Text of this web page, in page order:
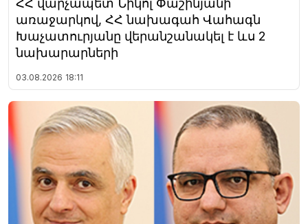
ՀՀ վարչապետ Նիկոլ Փաշինյանի
առաջարկով, ՀՀ նախագահ Վահագն
Խաչատուրյանը վերանշանակել է ևս 2
նախարարների
03.08.2026 18:11